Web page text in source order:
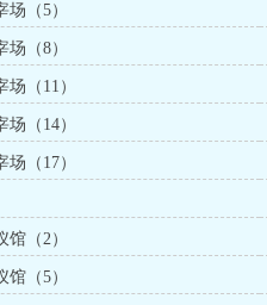
（5）
（8）
（11）
（14）
（17）
（2）
（5）